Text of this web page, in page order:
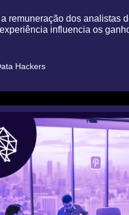
remuneração dos analistas
influencia os
Hackers